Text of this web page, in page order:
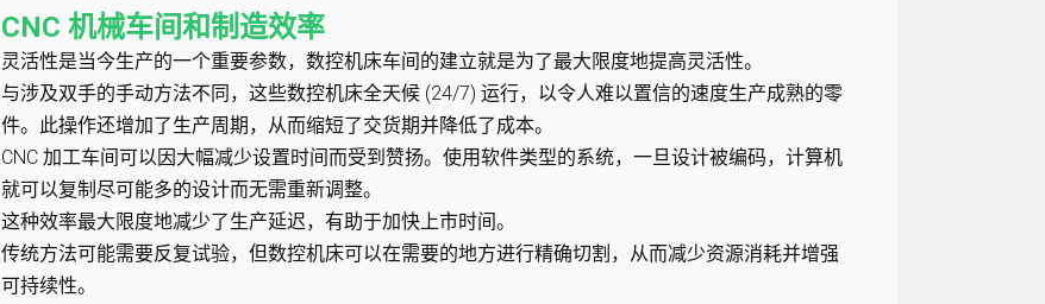
CNC 机械车间和制造效率
灵活性是当今生产的一个重要参数，数控机床车间的建立就是为了最大限度地提高灵活性。
与涉及双手的手动方法不同，这些数控机床全天候 (24/7) 运行，以令人难以置信的速度生产成熟的零
件。此操作还增加了生产周期，从而缩短了交货期并降低了成本。
CNC 加工车间可以因大幅减少设置时间而受到赞扬。使用软件类型的系统，一旦设计被编码，计算机
就可以复制尽可能多的设计而无需重新调整。
这种效率最大限度地减少了生产延迟，有助于加快上市时间。
传统方法可能需要反复试验，但数控机床可以在需要的地方进行精确切割，从而减少资源消耗并增强
可持续性。